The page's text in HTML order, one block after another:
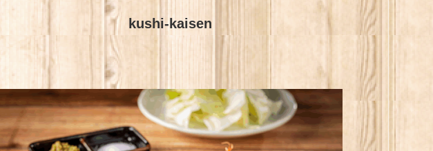
kushi-kaisen